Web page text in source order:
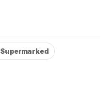
Supermarked